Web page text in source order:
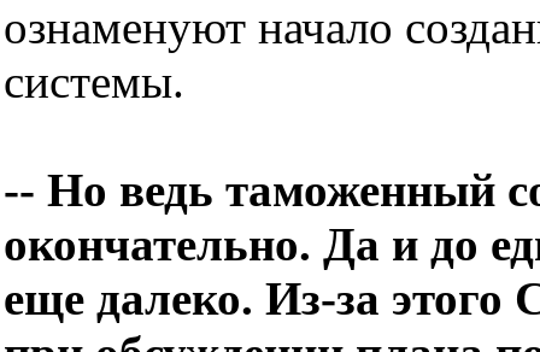
ознаменуют начало
системы.
-- Но ведь таможенный
окончательно. Да и до
еще далеко. Из-за этого